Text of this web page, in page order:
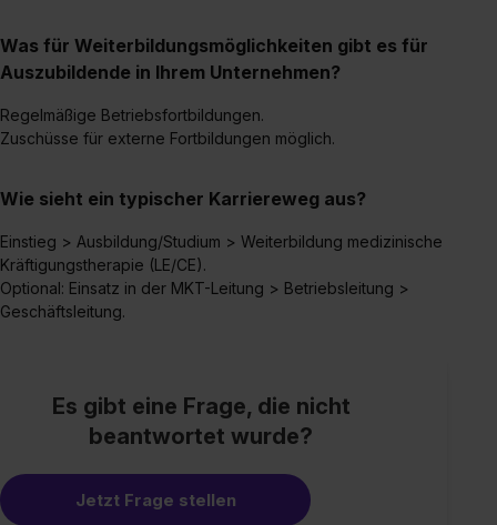
Was für Weiterbildungsmöglichkeiten gibt es für
Auszubildende in Ihrem Unternehmen?
Regelmäßige Betriebsfortbildungen.
Zuschüsse für externe Fortbildungen möglich.
Wie sieht ein typischer Karriereweg aus?
Einstieg > Ausbildung/Studium > Weiterbildung medizinische
Kräftigungstherapie (LE/CE).
Optional: Einsatz in der MKT-Leitung > Betriebsleitung >
Geschäftsleitung.
Es gibt eine Frage, die nicht
beantwortet wurde?
Jetzt Frage stellen